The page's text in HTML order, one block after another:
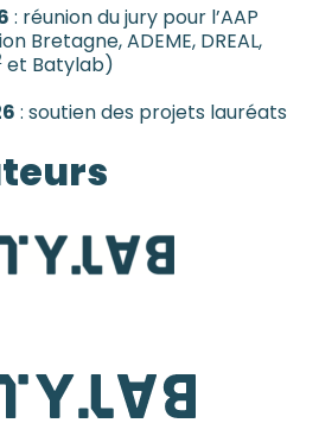
: réunion du jury pour l’AAP
Bretagne, ADEME, DREAL,
et Batylab)
: soutien des projets lauréats